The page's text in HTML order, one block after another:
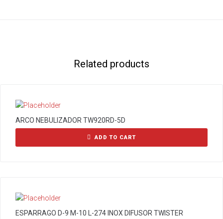
Related products
ARCO NEBULIZADOR TW920RD-5D
ADD TO CART
ESPARRAGO D-9 M-10 L-274 INOX DIFUSOR TWISTER